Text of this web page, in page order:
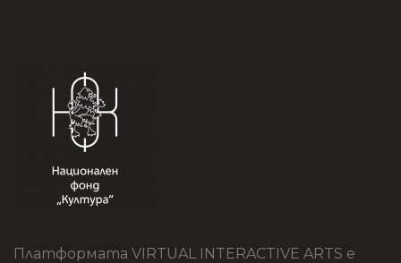
Платформата VIRTUAL INTERACTIVE ARTS е